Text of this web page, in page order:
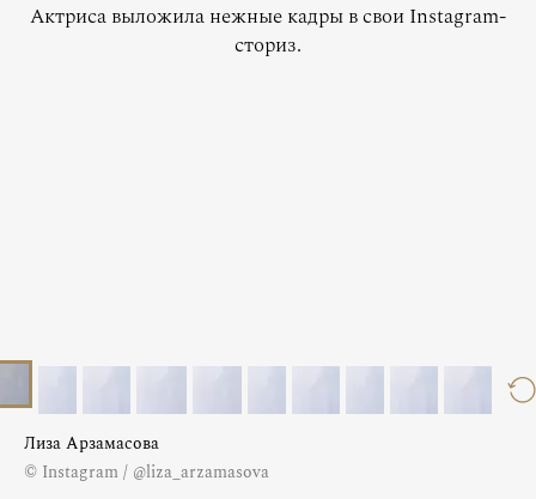
Актриса выложила нежные кадры в свои Instagram-
сториз.
Лиза Арзамасова
© Instagram / @liza_arzamasova